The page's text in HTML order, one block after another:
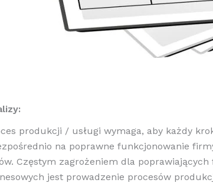
produkcji / usługi wymaga, aby każdy
na poprawne funkcjonowanie
Częstym zagrożeniem dla
jest prowadzenie procesów